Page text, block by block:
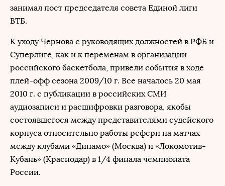
занимал пост председателя совета Единой лиги
ВТБ.
К уходу Чернова с руководящих должностей в РФБ и
Суперлиге, как и к переменам в организации
российского баскетбола, привели события в ходе
плей-офф сезона 2009/10 г. Все началось 20 мая
2010 г. с публикации в российских СМИ
аудиозаписи и расшифровки разговора, якобы
состоявшегося между представителями судейского
корпуса относительно работы рефери на матчах
между клубами «Динамо» (Москва) и «Локомотив-
Кубань» (Краснодар) в 1/4 финала чемпионата
России.